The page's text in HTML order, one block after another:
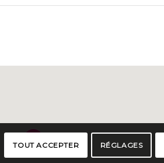
TOUT ACCEPTER RÉGLAGES